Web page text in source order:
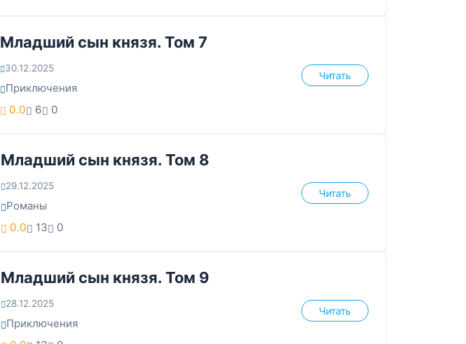
Младший сын князя. Том 7
30.12.2025
Приключения
0.0
6 0
Читать
Младший сын князя. Том 8
29.12.2025
Романы
0.0
13 0
Читать
Младший сын князя. Том 9
28.12.2025
Приключения
Читать